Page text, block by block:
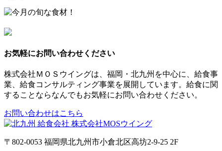
お気軽にお問い合わせください
株式会社ＭＯＳウイングは、福岡・北九州を中心に、給食事
業、給食コンサルティング事業を展開しています。給食に関
することならなんでもお気軽にお問い合わせください。
お問い合わせはこちら
〒802-0053 福岡県北九州市小倉北区高坊2-9-25 2F